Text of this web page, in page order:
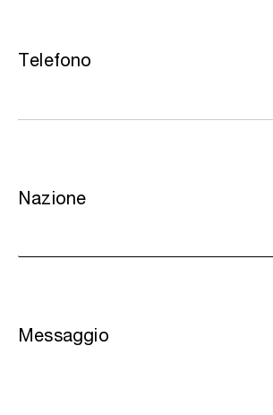
Telefono
Nazione
Messaggio